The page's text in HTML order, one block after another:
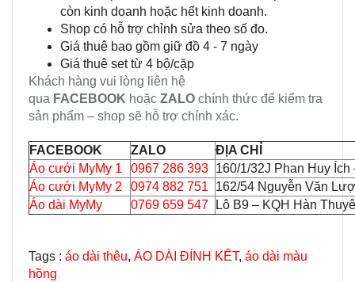
còn kinh doanh hoặc hết kinh doanh.
Shop có hỗ trợ chỉnh sửa theo số đo.
Giá thuê bao gồm giữ đồ 4 - 7 ngày
Giá thuê set từ 4 bộ/cặp
Khách hàng vui lòng liên hệ
qua FACEBOOK hoặc ZALO chính thức để kiểm tra
sản phẩm – shop sẽ hỗ trợ chính xác.
FACEBOOK ZALO
ĐỊA CHỈ
Áo cưới MyMy 1
0967 286 393 160/1/32J Phan Huy
Áo cưới MyMy 2
0974 882 751 162/54 Nguyễn Văn
Áo dài MyMy
0769 659 547 Lô B9 – KQH Hàn
Tags : áo dài thêu, ÁO DÀI ĐÍNH KẾT, áo dài màu
hồng